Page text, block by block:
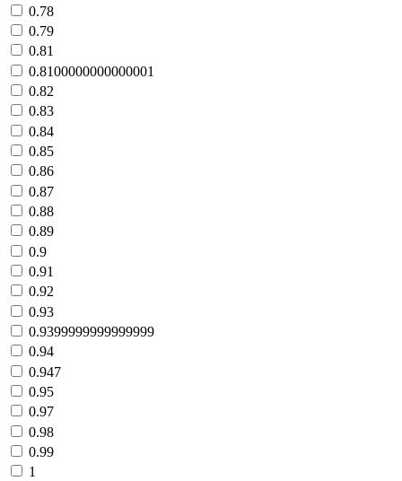
0.78
0.79
0.81
0.8100000000000001
0.82
0.83
0.84
0.85
0.86
0.87
0.88
0.89
0.9
0.91
0.92
0.93
0.9399999999999999
0.94
0.947
0.95
0.97
0.98
0.99
1